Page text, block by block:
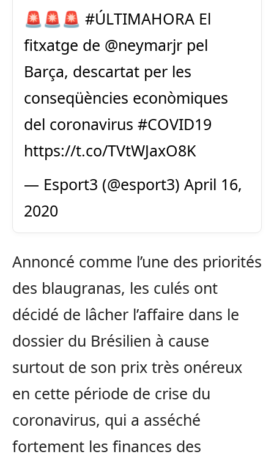
🚨🚨🚨 #ÚLTIMAHORA El
fitxatge de @neymarjr pel
Barça, descartat per les
conseqüències econòmiques
del coronavirus #COVID19
https://t.co/TVtWJaxO8K
— Esport3 (@esport3) April 16,
2020
Annoncé comme l’une des priorités
des blaugranas, les culés ont
décidé de lâcher l’affaire dans le
dossier du Brésilien à cause
surtout de son prix très onéreux
en cette période de crise du
coronavirus, qui a asséché
fortement les finances des